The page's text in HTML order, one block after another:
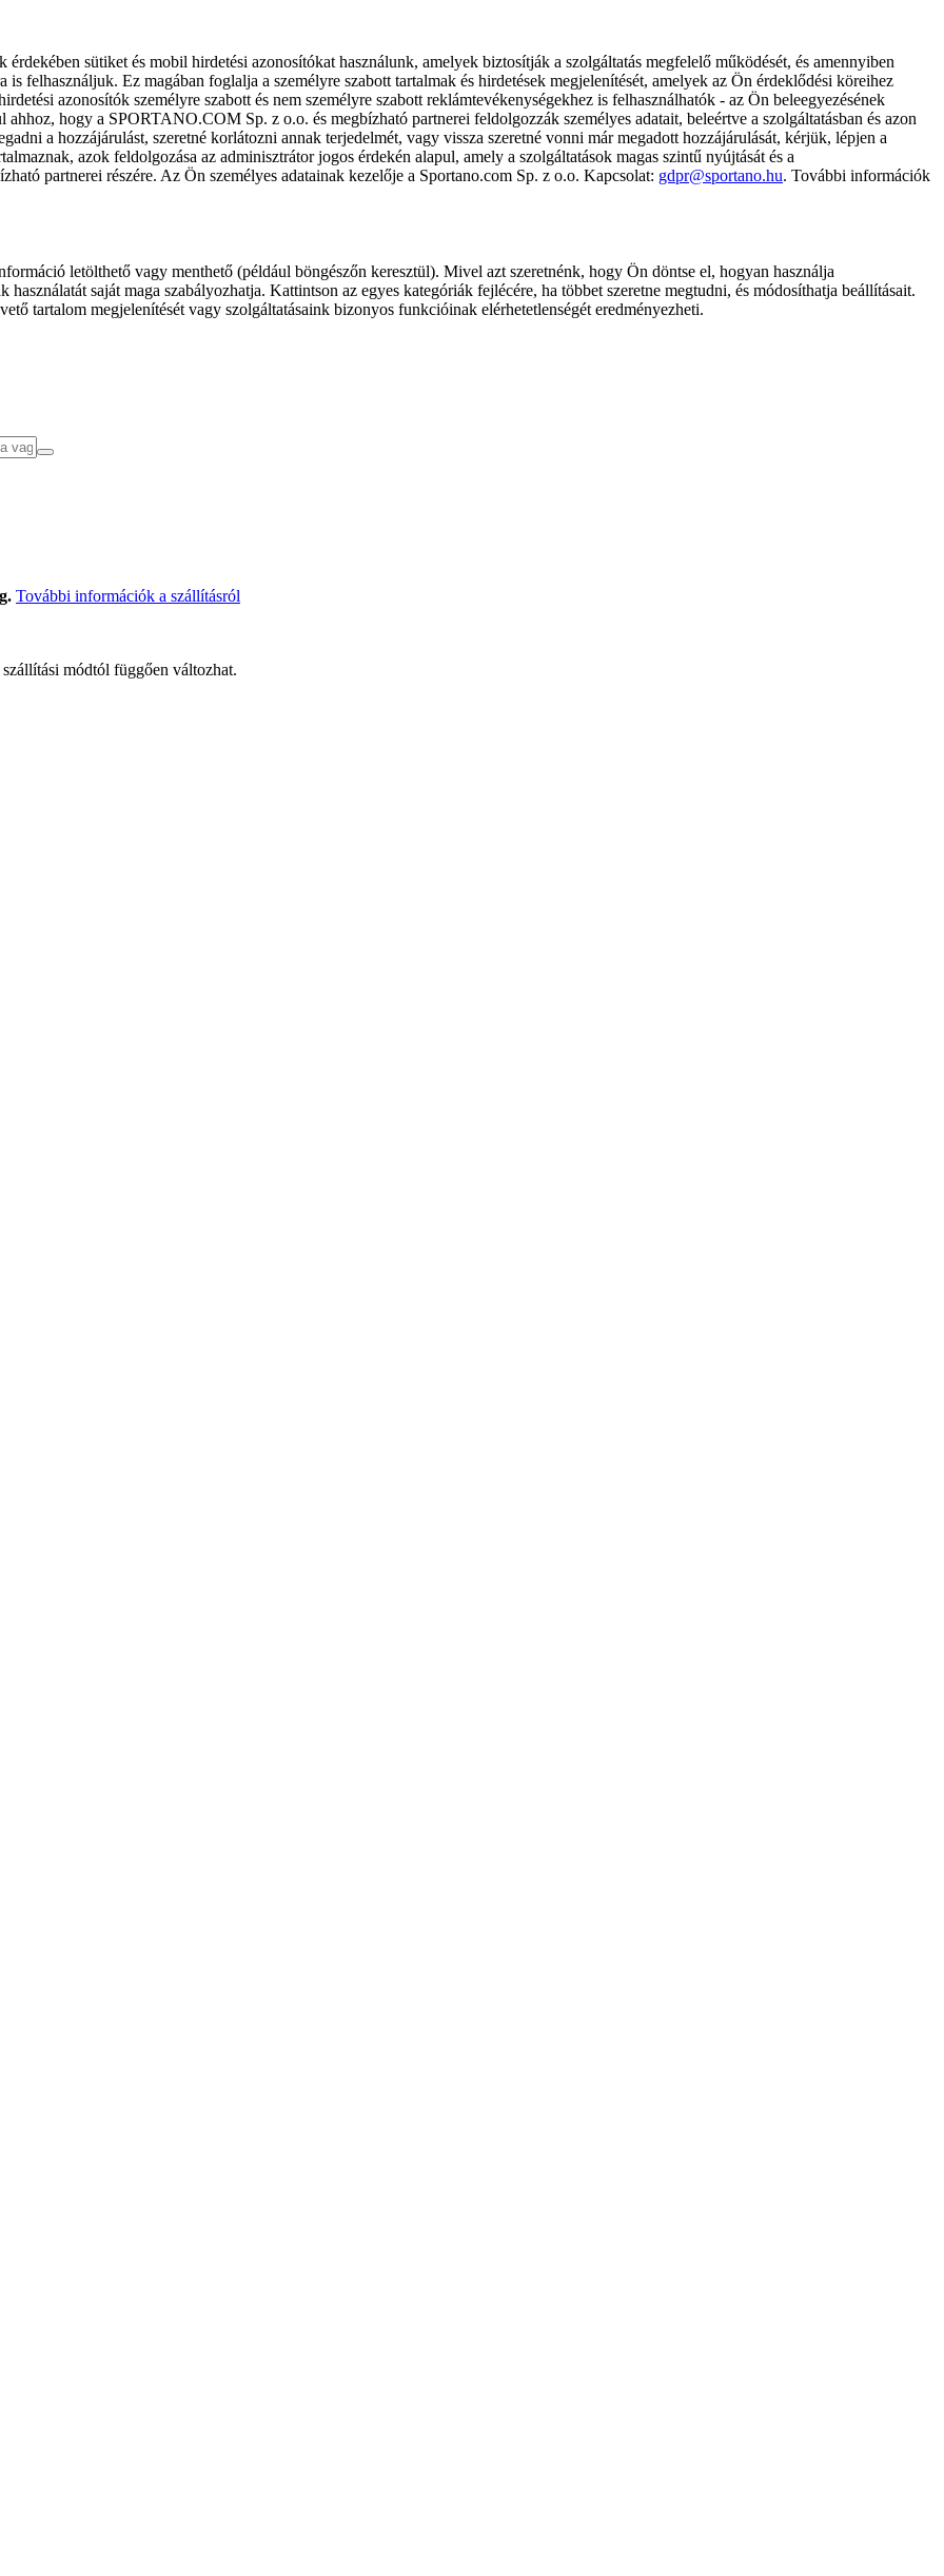
sütiket és mobil hirdetési azonosítókat használunk, amelyek biztosítják a szolgáltatás megfelelő működését, és amennyiben
is felhasználjuk. Ez magában foglalja a személyre szabott tartalmak és hirdetések megjelenítését, amelyek az Ön érdeklődési köreihez
azonosítók személyre szabott és nem személyre szabott reklámtevékenységekhez is felhasználhatók - az Ön beleegyezésének
hogy a SPORTANO.COM Sp. z o.o. és megbízható partnerei feldolgozzák személyes adatait, beleértve a szolgáltatásban és azon
a hozzájárulást, szeretné korlátozni annak terjedelmét, vagy vissza szeretné vonni már megadott hozzájárulását, kérjük, lépjen a
azok feldolgozása az adminisztrátor jogos érdekén alapul, amely a szolgáltatások magas szintű nyújtását és a
partnerei részére. Az Ön személyes adatainak kezelője a Sportano.com Sp. z o.o. Kapcsolat: gdpr@sportano.hu. További információk
letölthető vagy menthető (például böngészőn keresztül). Mivel azt szeretnénk, hogy Ön döntse el, hogyan használja
saját maga szabályozhatja. Kattintson az egyes kategóriák fejlécére, ha többet szeretne megtudni, és módosíthatja beállításait.
tartalom megjelenítését vagy szolgáltatásaink bizonyos funkcióinak elérhetetlenségét eredményezheti.
További információk a szállításról
módtól függően változhat.